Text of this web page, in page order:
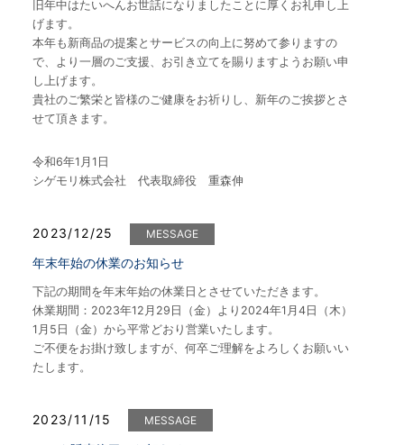
旧年中はたいへんお世話になりましたことに厚くお礼申し上
げます。
本年も新商品の提案とサービスの向上に努めて参りますの
で、より一層のご支援、お引き立てを賜りますようお願い申
し上げます。
貴社のご繁栄と皆様のご健康をお祈りし、新年のご挨拶とさ
せて頂きます。
令和6年1月1日
シゲモリ株式会社 代表取締役 重森伸
2023/12/25 MESSAGE
年末年始の休業のお知らせ
下記の期間を年末年始の休業日とさせていただきます。
休業期間：2023年12月29日（金）より2024年1月4日（木）
1月5日（金）から平常どおり営業いたします。
ご不便をお掛け致しますが、何卒ご理解をよろしくお願いい
たします。
2023/11/15 MESSAGE